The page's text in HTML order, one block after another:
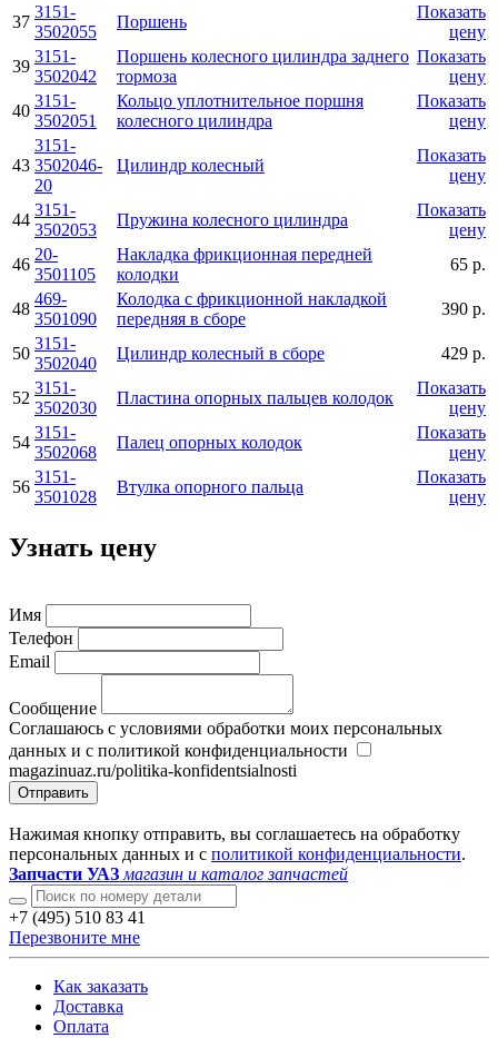
37
3151-
3502055
Поршень
Показать
цену
39
3151-
3502042
Поршень колесного цилиндра заднего
тормоза
Показать
цену
40
3151-
3502051
Кольцо уплотнительное поршня
колесного цилиндра
Показать
цену
43
3151-
3502046-
20
Цилиндр колесный
Показать
цену
44
3151-
3502053
Пружина колесного цилиндра
Показать
цену
46
20-
3501105
Накладка фрикционная передней
колодки
65 р.
48
469-
3501090
Колодка с фрикционной накладкой
передняя в сборе
390 р.
50
3151-
3502040
Цилиндр колесный в сборе 429 р.
52
3151-
3502030
Пластина опорных пальцев колодок
Показать
цену
54
3151-
3502068
Палец опорных колодок
Показать
цену
56
3151-
3501028
Втулка опорного пальца
Показать
цену
Узнать цену
Имя
Телефон
Email
Сообщение
Соглашаюсь с условиями обработки моих персональных
данных и с политикой конфиденциальности
magazinuaz.ru/politika-konfidentsialnosti
Отправить
Нажимая кнопку отправить, вы соглашаетесь на обработку
персональных данных и с политикой конфиденциальности.
Запчасти УАЗ магазин и каталог запчастей
+7 (495) 510 83 41
Перезвоните мне
Как заказать
Доставка
Оплата